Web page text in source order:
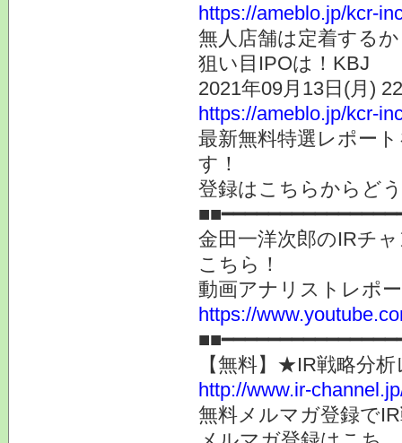
https://ameblo.jp/kcr-
無人店舗は定着する
狙い目IPOは！KBJ
2021年09月13日(月)
https://ameblo.jp/kcr-
最新無料特選レポー
す！
登録はこちらからど
金田一洋次郎のIRチ
こちら！
動画アナリストレポ
https://
【無料】★IR戦略分
http://www.ir-
無料メルマガ登録で